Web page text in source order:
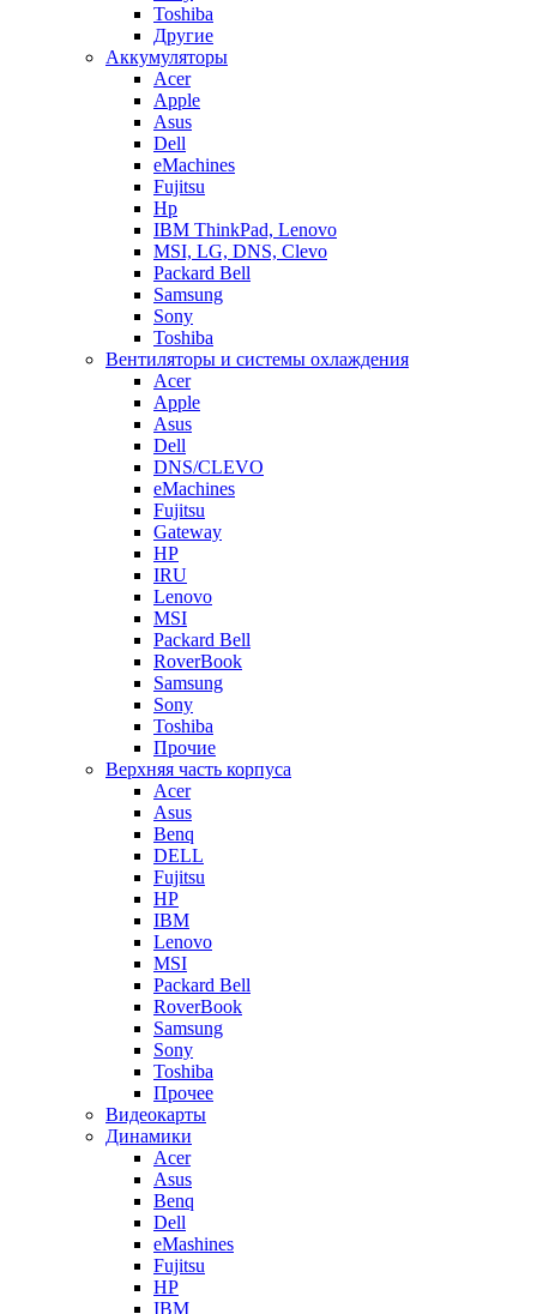
Toshiba
Другие
Аккумуляторы
Acer
Apple
Asus
Dell
eMachines
Fujitsu
Hp
IBM ThinkPad, Lenovo
MSI, LG, DNS, Clevo
Packard Bell
Samsung
Sony
Toshiba
Вентиляторы и системы охлаждения
Acer
Apple
Asus
Dell
DNS/CLEVO
eMachines
Fujitsu
Gateway
HP
IRU
Lenovo
MSI
Packard Bell
RoverBook
Samsung
Sony
Toshiba
Прочие
Верхняя часть корпуса
Acer
Asus
Benq
DELL
Fujitsu
HP
IBM
Lenovo
MSI
Packard Bell
RoverBook
Samsung
Sony
Toshiba
Прочее
Видеокарты
Динамики
Acer
Asus
Benq
Dell
eMashines
Fujitsu
HP
IBM